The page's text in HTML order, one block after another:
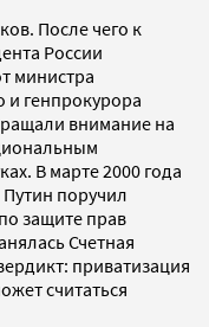
После чего к
России
министра
и генпрокурора
внимание на
В марте 2000 года
поручил
защите прав
Счетная
приватизация
считаться